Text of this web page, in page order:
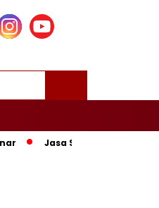
Jasa Siaran Pers